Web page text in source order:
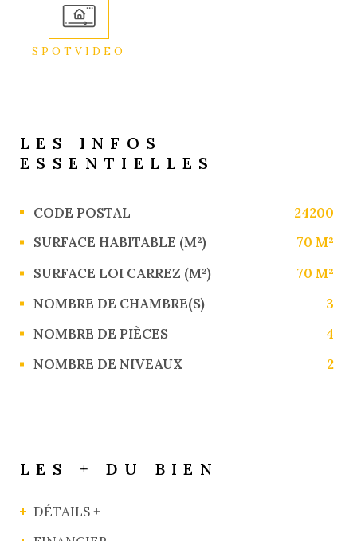
SPOTVIDEO
LES INFOS
ESSENTIELLES
Caractérisque Valeurs
CODE POSTAL
24200
SURFACE HABITABLE (M²)
70 M²
SURFACE LOI CARREZ (M²)
70 M²
NOMBRE DE CHAMBRE(S)
3
NOMBRE DE PIÈCES
4
NOMBRE DE NIVEAUX
2
LES + DU BIEN
DÉTAILS +